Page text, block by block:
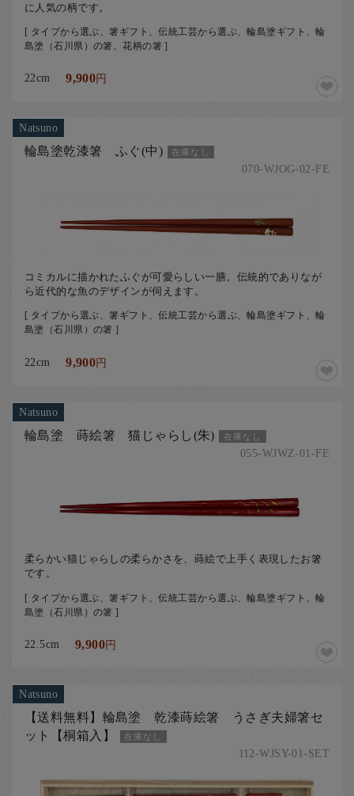
に人気の柄です。
[ タイプから選ぶ、箸ギフト、伝統工芸から選ぶ、輪島塗ギフト、輪
島塗（石川県）の箸、花柄の箸 ]
22cm 9,900円
Natsuno
輪島塗乾漆箸 ふぐ(中) 在庫なし
070-WJOG-02-FE
コミカルに描かれたふぐが可愛らしい一膳。伝統的でありなが
ら近代的な魚のデザインが伺えます。
[ タイプから選ぶ、箸ギフト、伝統工芸から選ぶ、輪島塗ギフト、輪
島塗（石川県）の箸 ]
22cm 9,900円
Natsuno
輪島塗 蒔絵箸 猫じゃらし(朱) 在庫なし
055-WJWZ-01-FE
柔らかい猫じゃらしの柔らかさを、蒔絵で上手く表現したお箸
です。
[ タイプから選ぶ、箸ギフト、伝統工芸から選ぶ、輪島塗ギフト、輪
島塗（石川県）の箸 ]
22.5cm 9,900円
Natsuno
【送料無料】輪島塗 乾漆蒔絵箸 うさぎ夫婦箸セ
ット【桐箱入】
在庫なし
112-WJSY-01-SET